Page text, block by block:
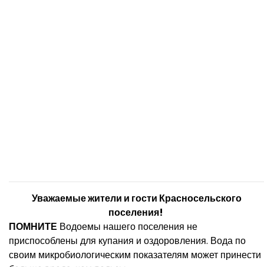
Уважаемые жители и гости Красносельского
поселения!
ПОМНИТЕ Водоемы нашего поселения не
приспособлены для купания и оздоровления. Вода по
своим микробиологическим показателям может принести